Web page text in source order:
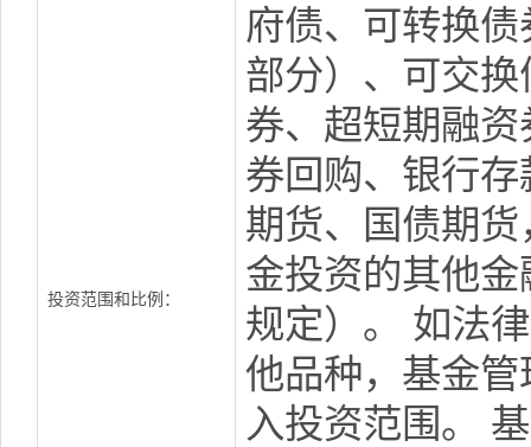
投资范围和比例：
府债、可转换
部分）、可交
券、超短期融
券回购、银行
期货、国债期
金投资的其他
规定）。 如法
他品种，基金
入投资范围。